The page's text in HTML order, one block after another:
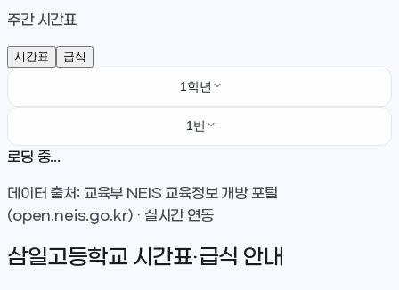
주간 시간표
시간표 급식
1학년
1반
로딩 중...
데이터 출처: 교육부 NEIS 교육정보 개방 포털
(open.neis.go.kr) · 실시간 연동
삼일고등학교 시간표·급식 안내